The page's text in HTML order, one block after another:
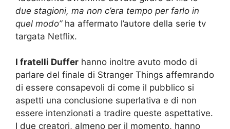
due stagioni, ma non c’era tempo per farlo in
quel modo” ha affermato l’autore della serie tv
targata Netflix.
I fratelli Duffer hanno inoltre avuto modo di
parlare del finale di Stranger Things affemrando
di essere consapevoli di come il pubblico si
aspetti una conclusione superlativa e di non
essere intenzionati a tradire queste aspettative.
I due creatori, almeno per il momento, hanno